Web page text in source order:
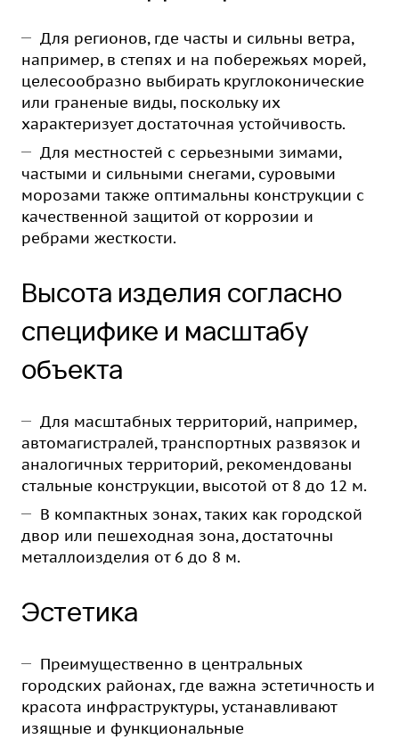
Для регионов, где часты и сильны ветра,
например, в степях и на побережьях морей,
целесообразно выбирать круглоконические
или граненые виды, поскольку их
характеризует достаточная устойчивость.
Для местностей с серьезными зимами,
частыми и сильными снегами, суровыми
морозами также оптимальны конструкции с
качественной защитой от коррозии и
ребрами жесткости.
Высота изделия согласно
специфике и масштабу
объекта
Для масштабных территорий, например,
автомагистралей, транспортных развязок и
аналогичных территорий, рекомендованы
стальные конструкции, высотой от 8 до 12 м.
В компактных зонах, таких как городской
двор или пешеходная зона, достаточны
металлоизделия от 6 до 8 м.
Эстетика
Преимущественно в центральных
городских районах, где важна эстетичность и
красота инфраструктуры, устанавливают
изящные и функциональные